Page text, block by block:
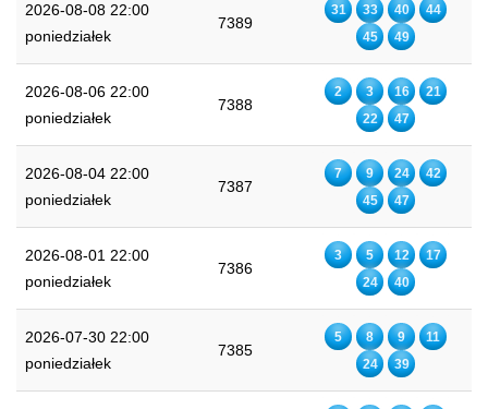
2026-08-08 22:00
poniedziałek
7389
31 33 40
44
45
49
2026-08-06 22:00
poniedziałek
7388
2 3 16
21
22
47
2026-08-04 22:00
poniedziałek
7387
7 9 24
42
45
47
2026-08-01 22:00
poniedziałek
7386
3 5 12
17
24
40
2026-07-30 22:00
poniedziałek
7385
5 8 9
11
24
39